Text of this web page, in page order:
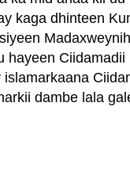
kaga dhinteen
hayeen
dambe lala